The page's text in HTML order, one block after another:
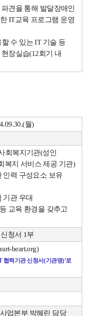
견을 통해 발달장애인
IT교육 프로그램 운영
수 있는 IT 기술 등
장실습(12회기 내
월)
회복지기관(성인
복지 서비스 제공 기관)
인력 구성요소 보유
기관 우대
교육 환경을 갖추고
청서 1부
heart.org)
력기관 신청서(기관명)’로
업본부 박혜린 담당